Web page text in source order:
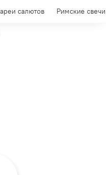
салютов Римские свечи